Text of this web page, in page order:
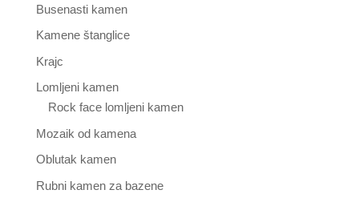
Busenasti kamen
Kamene štanglice
Krajc
Lomljeni kamen
Rock face lomljeni kamen
Mozaik od kamena
Oblutak kamen
Rubni kamen za bazene